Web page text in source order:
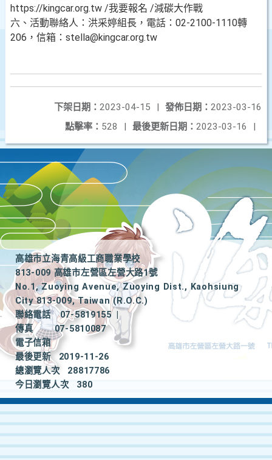
https://kingcar.org.tw /我要報名 /減碳大作戰
六、活動聯絡人：洪采婷組長，電話：02-2100-1110轉
206，信箱：stella@kingcar.org.tw
發佈日期： 2023-03-16
下架日期： 2023-04-15
|
最後更新日期： 2023-03-16 |
點擊率： 528 |
高雄市立海青高級工商職業學校
813-009 高雄市左營區左營大路1號
No.1, Zuoying Avenue, Zuoying Dist., Kaohsiung
City 813-009, Taiwan (R.O.C.)
聯絡電話
07-5819155
|
傳真
07-5810087
電子信箱
最後更新
2019-11-26
總瀏覽人次
28817786
今日瀏覽人次
380